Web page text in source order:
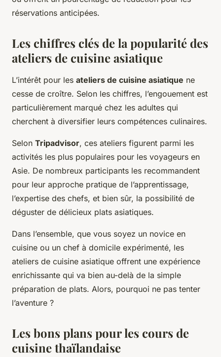
réservations anticipées.
Les chiffres clés de la popularité des
ateliers de cuisine asiatique
L’intérêt pour les ateliers de cuisine asiatique ne
cesse de croître. Selon les chiffres, l’engouement est
particulièrement marqué chez les adultes qui
cherchent à diversifier leurs compétences culinaires.
Selon Tripadvisor, ces ateliers figurent parmi les
activités les plus populaires pour les voyageurs en
Asie. De nombreux participants les recommandent
pour leur approche pratique de l’apprentissage,
l’expertise des chefs, et bien sûr, la possibilité de
déguster de délicieux plats asiatiques.
Dans l’ensemble, que vous soyez un novice en
cuisine ou un chef à domicile expérimenté, les
ateliers de cuisine asiatique offrent une expérience
enrichissante qui va bien au-delà de la simple
préparation de plats. Alors, pourquoi ne pas tenter
l’aventure ?
Les bons plans pour les cours de
cuisine thaïlandaise